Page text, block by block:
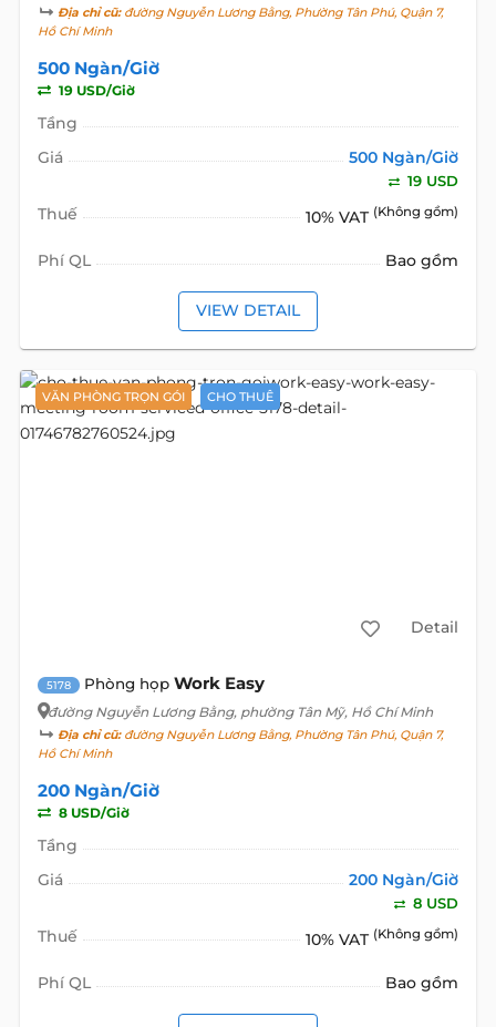
Địa chỉ cũ:đường Nguyễn Lương Bằng, Phường Tân Phú, Quận 7,
Hồ Chí Minh
500 Ngàn/Giờ
19 USD/Giờ
Tầng
Giá
500 Ngàn/Giờ
19 USD
Thuế 10% VAT (Không gồm)
Phí QL Bao gồm
VIEW DETAIL
VĂN PHÒNG TRỌN GÓI CHO THUÊ
Detail
5178 Phòng họp Work Easy
đường Nguyễn Lương Bằng, phường Tân Mỹ, Hồ Chí Minh
Địa chỉ cũ:đường Nguyễn Lương Bằng, Phường Tân Phú, Quận 7,
Hồ Chí Minh
200 Ngàn/Giờ
8 USD/Giờ
Tầng
Giá
200 Ngàn/Giờ
8 USD
Thuế 10% VAT (Không gồm)
Phí QL Bao gồm